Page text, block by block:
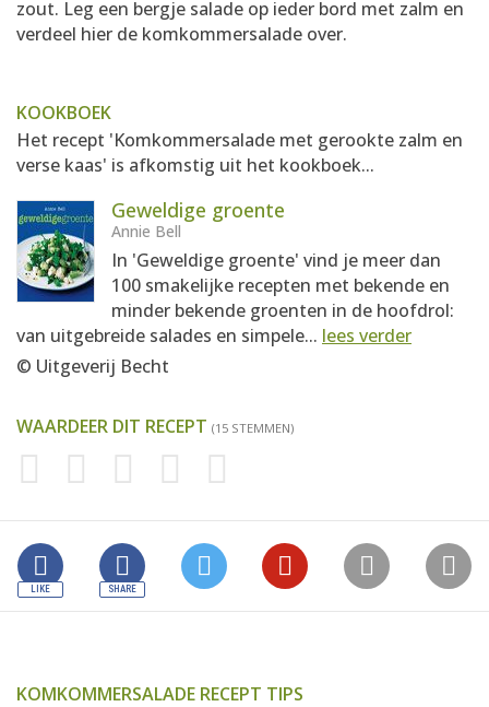
zout. Leg een bergje salade op ieder bord met zalm en
verdeel hier de komkommersalade over.
KOOKBOEK
Het recept 'Komkommersalade met gerookte zalm en
verse kaas' is afkomstig uit het kookboek...
Geweldige groente
Annie Bell
In 'Geweldige groente' vind je meer dan
100 smakelijke recepten met bekende en
minder bekende groenten in de hoofdrol:
van uitgebreide salades en simpele... lees verder
© Uitgeverij Becht
WAARDEER DIT RECEPT (15 STEMMEN)
KOMKOMMERSALADE RECEPT TIPS